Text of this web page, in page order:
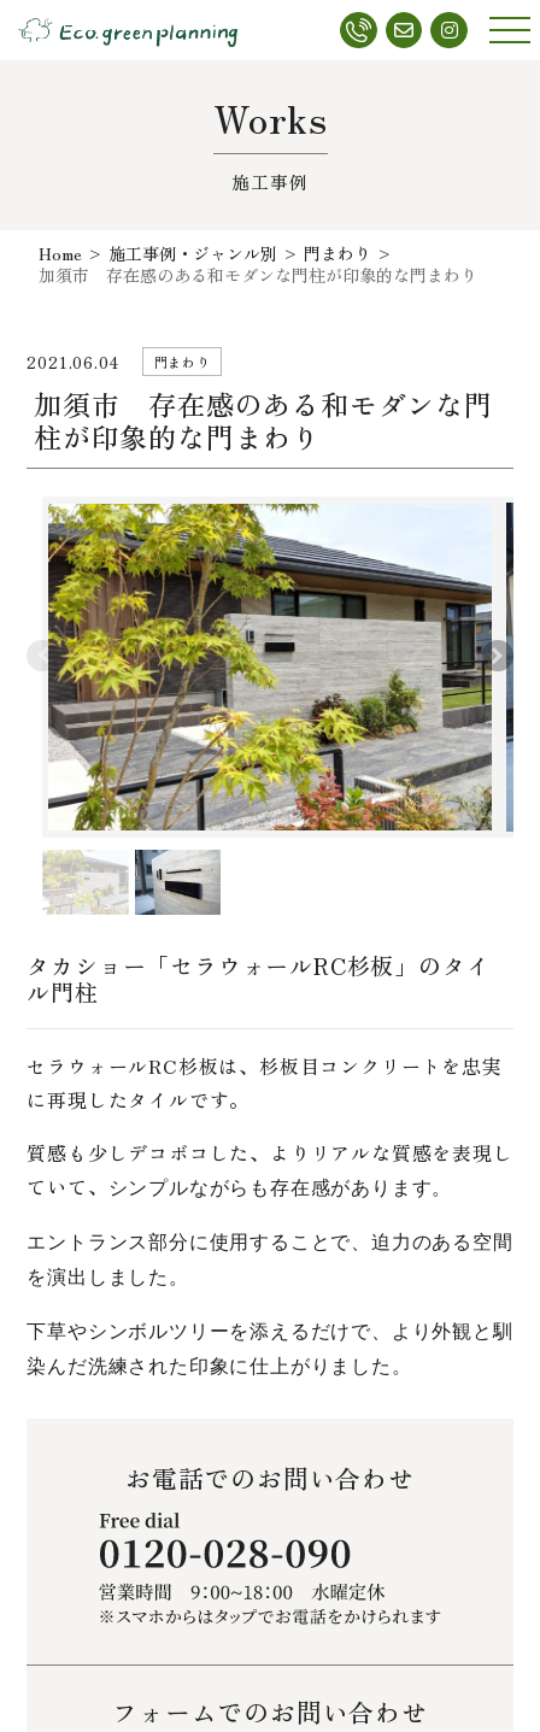
メニ
Works
施工事例
Home > 施工事例・ジャンル別 > 門まわり >
加須市 存在感のある和モダンな門柱が印象的な門まわり
2021.06.04 門まわり
加須市 存在感のある和モダンな門
柱が印象的な門まわり
タカショー「セラウォールRC杉板」のタイ
ル門柱
セラウォールRC杉板は、杉板目コンクリートを忠実
に再現したタイルです。
質感も少しデコボコした、よりリアルな質感を表現し
ていて、
シンプルながらも存在感があります。
エントランス部分に使用することで、迫力のある空間
を演出しました。
下草やシンボルツリーを添えるだけで、より外観と馴
染んだ洗練された印象に仕上がりました。
お電話でのお問い合わせ
フォームでのお問い合わせ